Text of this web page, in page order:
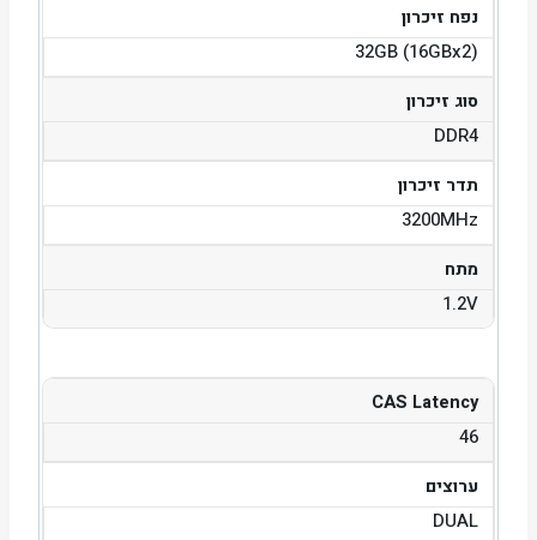
נפח זיכרון
32GB (16GBx2)
סוג זיכרון
DDR4
תדר זיכרון
3200MHz
מתח
1.2V
CAS Latency
46
ערוצים
DUAL